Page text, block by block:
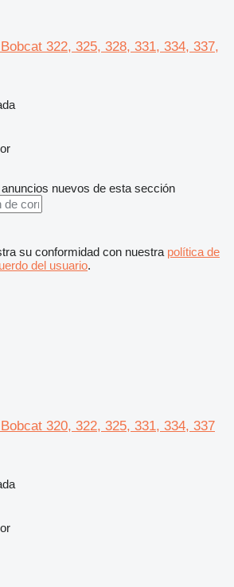
322, 325, 328, 331, 334, 337,
nuevos de esta sección
su conformidad con nuestra política de
del usuario.
320, 322, 325, 331, 334, 337